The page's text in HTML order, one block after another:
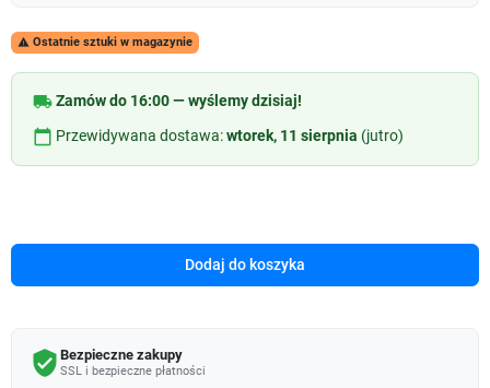
 Ostatnie sztuki w magazynie
local_shippingZamów do 16:00 — wyślemy dzisiaj!
calendar_today Przewidywana dostawa:wtorek, 11 sierpnia (jutro)
Dodaj do koszyka
verified_user Bezpieczne zakupy
SSL i bezpieczne płatności